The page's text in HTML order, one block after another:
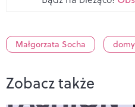
Małgorzata Socha
Zobacz także